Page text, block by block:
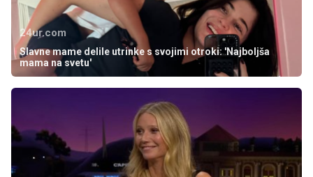
24ur.com
Slavne mame delile utrinke s svojimi otroki: 'Najboljša
mama na svetu'